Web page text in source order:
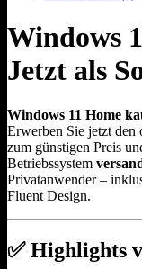
Windows
Jetzt als
Windows 11 Home
Erwerben Sie jetzt den
zum günstigen Preis
Betriebssystem
Privatanwender –
Fluent Design.
✅Highlights